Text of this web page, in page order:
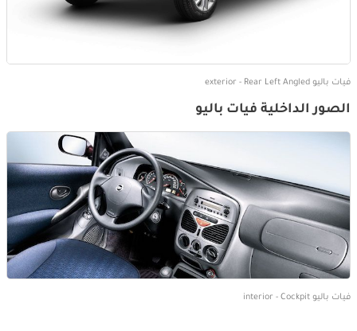
فيات باليو exterior - Rear Left Angled
الصور الداخلية فيات باليو
فيات باليو interior - Cockpit